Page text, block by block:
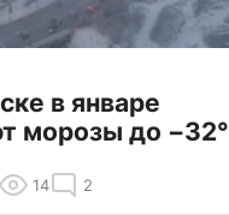
в январе
морозы до −32°
14 2